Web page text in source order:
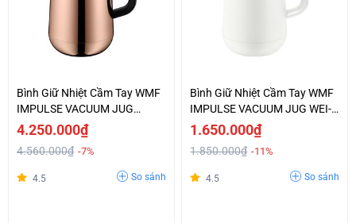
Bình Giữ Nhiệt Cầm Tay WMF
IMPULSE VACUUM JUG
KUPFER-0690666600
4.250.000₫
4.560.000₫ -7%
4.5 So sánh
Bình Giữ Nhiệt Cầm Tay WMF
IMPULSE VACUUM JUG WEI-
0690707410
1.650.000₫
1.850.000₫ -11%
4.5 So sánh